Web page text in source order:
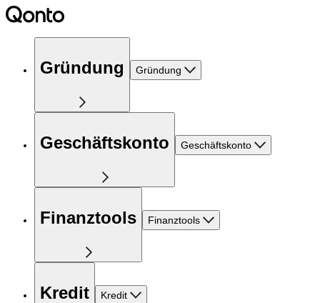
Gründung Gründung
Geschäftskonto Geschäftskonto
Finanztools Finanztools
Kredit Kredit